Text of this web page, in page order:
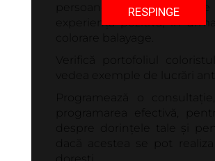
persoane cunoscute
experiență pozitivă, în
Verifică portofoliul
Programează o
programarea efectivă,
despre dorințele tale și
dacă acestea se pot
RESPINGE